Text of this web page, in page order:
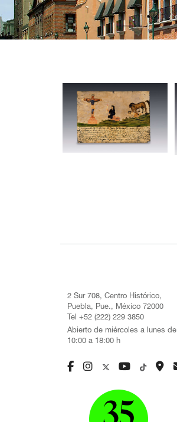
2 Sur 708, Centro Histórico,
Puebla, Pue., México 72000
Tel +52 (222) 229 3850
Abierto de miércoles a lunes de
10:00 a 18:00 h